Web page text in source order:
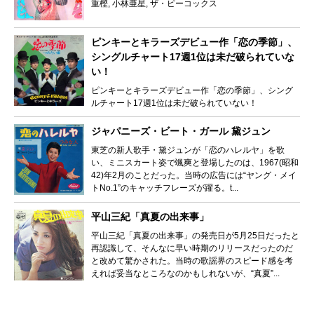
重樫, 小林亜星, ザ・ピーコックス
ピンキーとキラーズデビュー作「恋の季節」、
シングルチャート17週1位は未だ破られていな
い！
ピンキーとキラーズデビュー作「恋の季節」、シング
ルチャート17週1位は未だ破られていない！
ジャパニーズ・ビート・ガール 黛ジュン
東芝の新人歌手・黛ジュンが「恋のハレルヤ」を歌
い、ミニスカート姿で颯爽と登場したのは、1967(昭和
42)年2月のことだった。当時の広告には“ヤング・メイ
トNo.1”のキャッチフレーズが躍る。t...
平山三紀「真夏の出来事」
平山三紀「真夏の出来事」の発売日が5月25日だったと
再認識して、そんなに早い時期のリリースだったのだ
と改めて驚かされた。当時の歌謡界のスピード感を考
えれば妥当なところなのかもしれないが、“真夏”...